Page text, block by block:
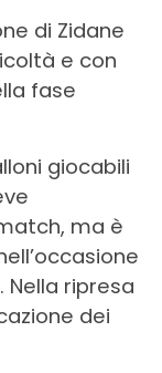
di Zidane
e con
fase
giocabili
ma è
Nella ripresa
dei